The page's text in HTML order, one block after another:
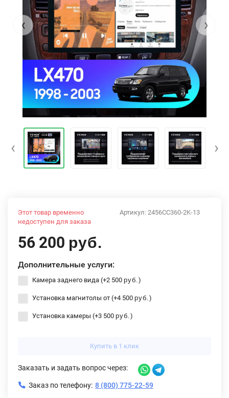
‹ ›
‹ ›
Артикул: 2456CC360-2K-13
Этот товар временно
недоступен для заказа
56 200 руб.
Дополнительные услуги:
Камера заднего вида (+2 500 руб. )
Установка магнитолы от (+4 500 руб. )
Установка камеры (+3 500 руб. )
Купить в 1 клик
Заказать и задать вопрос через:
Заказ по телефону: 8 (800) 775-22-59